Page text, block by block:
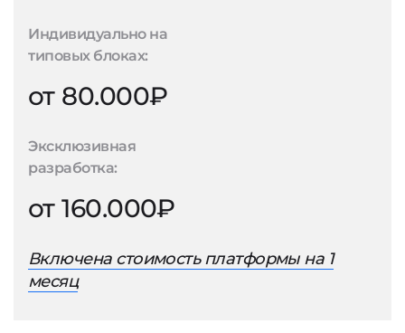
Индивидуально на
типовых блоках:
от 80.000₽
Эксклюзивная
разработка:
от 160.000₽
Включена стоимость платформы на 1
месяц